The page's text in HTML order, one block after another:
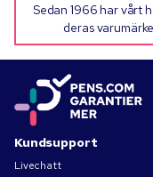
Sedan 1966 har vårt
deras
Kundsupport
Livechatt